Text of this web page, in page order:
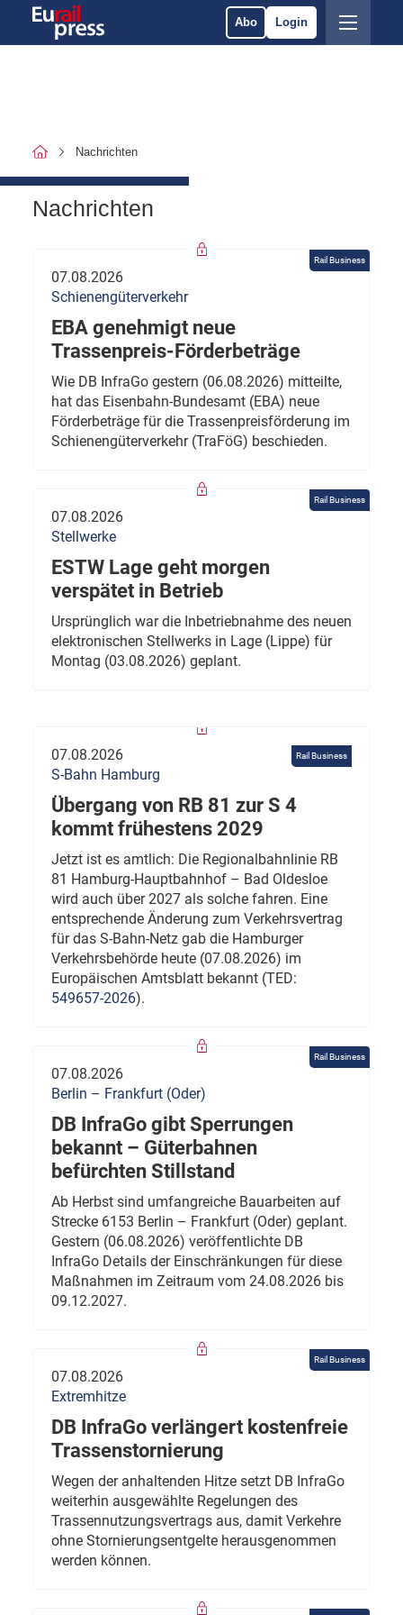
Abo Login
Nachrichten
Nachrichten
Rail Business
07.08.2026
Schienengüterverkehr
EBA genehmigt neue
Trassenpreis-Förderbeträge
Wie DB InfraGo gestern (06.08.2026) mitteilte,
hat das Eisenbahn-Bundesamt (EBA) neue
Förderbeträge für die Trassenpreisförderung im
Schienengüterverkehr (TraFöG) beschieden.
Rail Business
07.08.2026
Stellwerke
ESTW Lage geht morgen
verspätet in Betrieb
Ursprünglich war die Inbetriebnahme des neuen
elektronischen Stellwerks in Lage (Lippe) für
Montag (03.08.2026) geplant.
Rail Business
07.08.2026
S-Bahn Hamburg
Übergang von RB 81 zur S 4
kommt frühestens 2029
Jetzt ist es amtlich: Die Regionalbahnlinie RB
81 Hamburg-Hauptbahnhof – Bad Oldesloe
wird auch über 2027 als solche fahren. Eine
entsprechende Änderung zum Verkehrsvertrag
für das S-Bahn-Netz gab die Hamburger
Verkehrsbehörde heute (07.08.2026) im
Europäischen Amtsblatt bekannt (TED:
549657-2026).
Rail Business
07.08.2026
Berlin – Frankfurt (Oder)
DB InfraGo gibt Sperrungen
bekannt – Güterbahnen
befürchten Stillstand
Ab Herbst sind umfangreiche Bauarbeiten auf
Strecke 6153 Berlin – Frankfurt (Oder) geplant.
Gestern (06.08.2026) veröffentlichte DB
InfraGo Details der Einschränkungen für diese
Maßnahmen im Zeitraum vom 24.08.2026 bis
09.12.2027.
Rail Business
07.08.2026
Extremhitze
DB InfraGo verlängert kostenfreie
Trassenstornierung
Wegen der anhaltenden Hitze setzt DB InfraGo
weiterhin ausgewählte Regelungen des
Trassennutzungsvertrags aus, damit Verkehre
ohne Stornierungsentgelte herausgenommen
werden können.